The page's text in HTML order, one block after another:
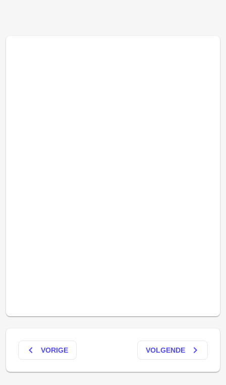
keyboard_arrow_left VORIGE VOLGENDE keyboard_arrow_right